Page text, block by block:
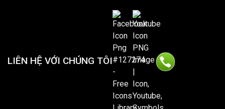
LIÊN HỆ VỚI CHÚNG TÔI